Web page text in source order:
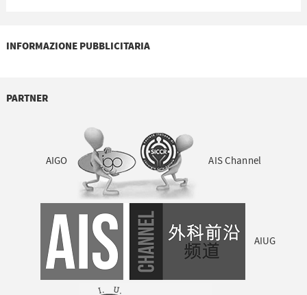
INFORMAZIONE PUBBLICITARIA
PARTNER
AIGO AIS Channel
AIUG